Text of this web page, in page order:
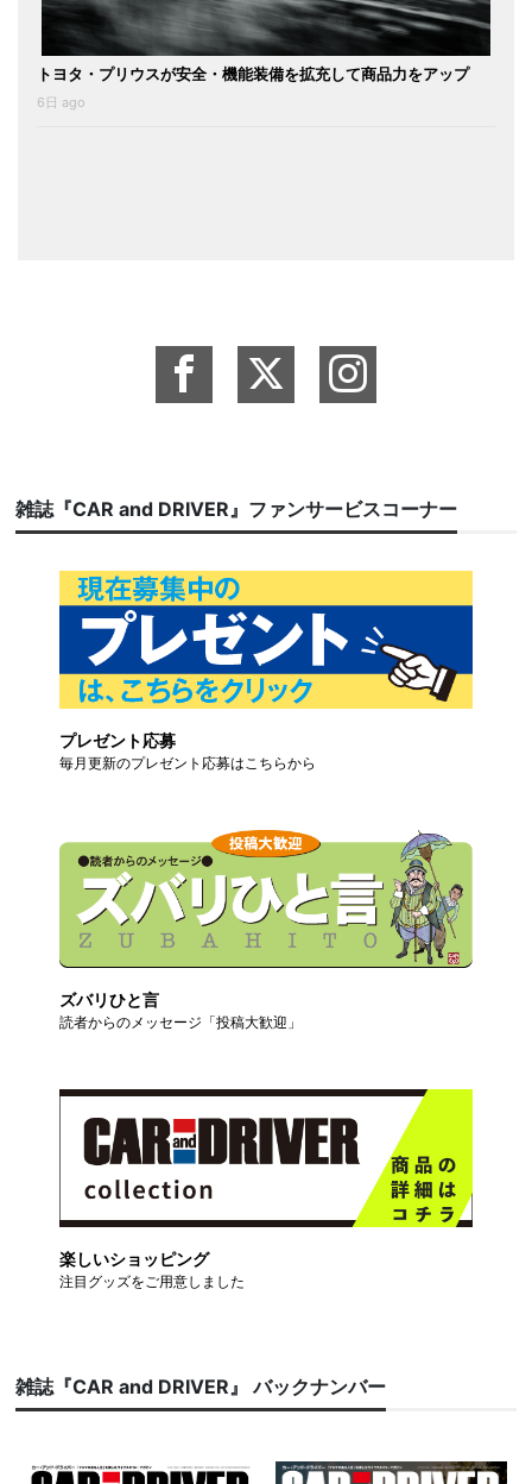
トヨタ・プリウスが安全・機能装備を拡充して商品力をアップ
6日 ago
雑誌『CAR and DRIVER』ファンサービスコーナー
プレゼント応募
毎月更新のプレゼント応募はこちらから
ズバリひと言
読者からのメッセージ「投稿大歓迎」
楽しいショッピング
注目グッズをご用意しました
雑誌『CAR and DRIVER』 バックナンバー